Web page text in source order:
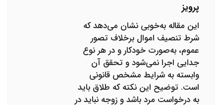
پرویز
این مقاله به‌خوبی نشان می‌دهد که
شرط تنصیف اموال برخلاف تصور
عموم، به‌صورت خودکار و در هر نوع
جدایی اجرا نمی‌شود و تحقق آن
وابسته به شرایط مشخص قانونی
است. توضیح این نکته که طلاق باید
به درخواست مرد باشد و زوجه نباید در